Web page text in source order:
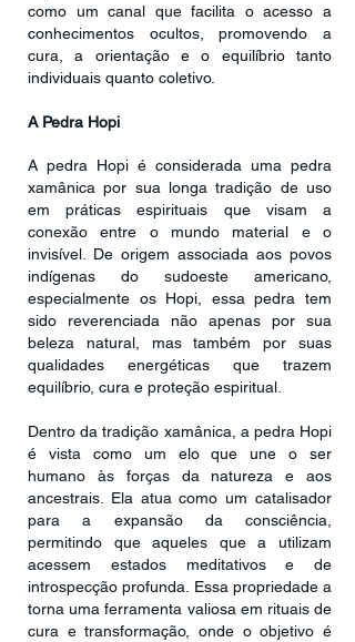
como um canal que facilita o acesso a
conhecimentos ocultos, promovendo a
cura, a orientação e o equilíbrio tanto
individuais quanto coletivo.
A Pedra Hopi
A pedra Hopi é considerada uma pedra
xamânica por sua longa tradição de uso
em práticas espirituais que visam a
conexão entre o mundo material e o
invisível. De origem associada aos povos
indígenas do sudoeste americano,
especialmente os Hopi, essa pedra tem
sido reverenciada não apenas por sua
beleza natural, mas também por suas
qualidades energéticas que trazem
equilíbrio, cura e proteção espiritual.
Dentro da tradição xamânica, a pedra Hopi
é vista como um elo que une o ser
humano às forças da natureza e aos
ancestrais. Ela atua como um catalisador
para a expansão da consciência,
permitindo que aqueles que a utilizam
acessem estados meditativos e de
introspecção profunda. Essa propriedade a
torna uma ferramenta valiosa em rituais de
cura e transformação, onde o objetivo é